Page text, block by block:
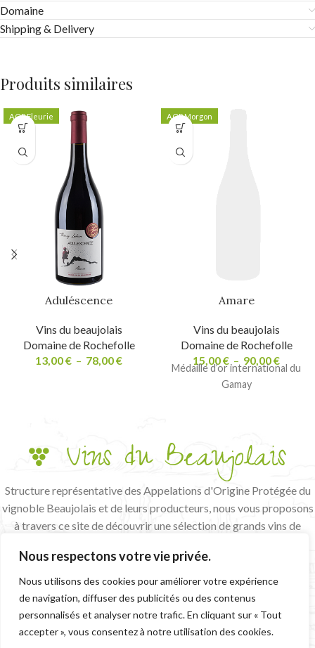
Nous respectons votre vie privée.
Nous utilisons des cookies pour améliorer votre expérience
de navigation, diffuser des publicités ou des contenus
personnalisés et analyser notre trafic. En cliquant sur « Tout
accepter », vous consentez à notre utilisation des cookies.
Domaine
Shipping & Delivery
Produits similaires
AOP Fleurie
Aduléscence
Vins du beaujolais
Domaine de Rochefolle
13,00€ – 78,00€
AOP Morgon
Amare
Vins du beaujolais
Domaine de Rochefolle
15,00€ – 90,00€
Médaille d’or international du
Gamay
Structure représentative des Appelations d'Origine Protégée du
vignoble Beaujolais et de leurs producteurs, nous vous proposons
à travers ce site de découvrir une sélection de grands vins de
L'abus d'alcool est dangereux pour la santé, à consommer avec
modération
CGVMENTIONS LÉGALES